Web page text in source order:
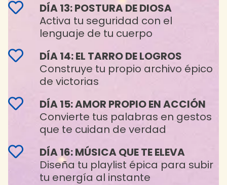
DÍA 13: POSTURA DE DIOSA
Activa tu seguridad con el
lenguaje de tu cuerpo
DÍA 14: EL TARRO DE LOGROS
Construye tu propio archivo épico
de victorias
DÍA 15: AMOR PROPIO EN ACCIÓN
Convierte tus palabras en gestos
que te cuidan de verdad
DÍA 16: MÚSICA QUE TE ELEVA
Diseña tu playlist épica para subir
tu energía al instante